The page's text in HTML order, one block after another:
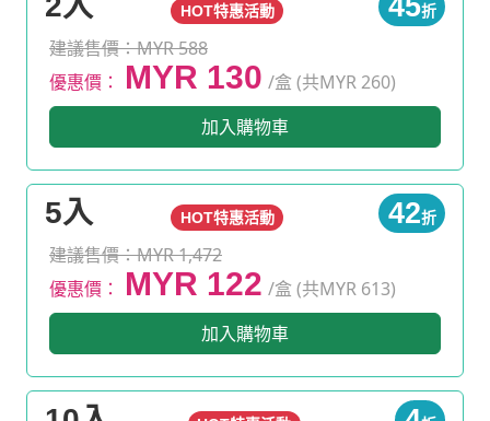
HOT特惠活動 折
建議售價：MYR 588
優惠價：
MYR 130 /盒 (共MYR 260)
加入購物車
5入 HOT特惠活動 42折
建議售價：MYR 1,472
優惠價：
MYR 122 /盒 (共MYR 613)
加入購物車